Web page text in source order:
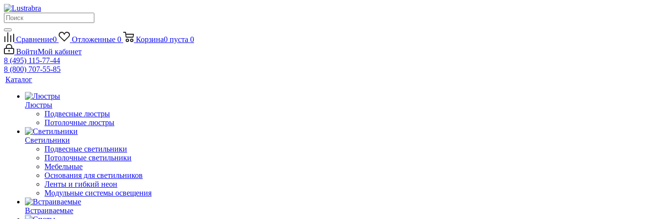
Сравнение0 Отложенные 0 Корзина0 пуста 0
ВойтиМой кабинет
8 (495) 115-77-44
8 (800) 707-55-85
Каталог
Люстры
Подвесные люстры
Потолочные люстры
Светильники
Подвесные светильники
Потолочные светильники
Мебельные
Основания для светильников
Ленты и гибкий неон
Модульные системы освещения
Встраиваемые